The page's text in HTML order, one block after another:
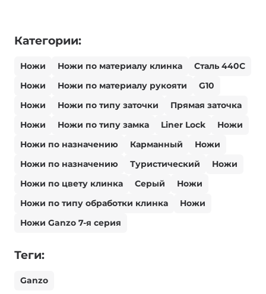
Категории:
Ножи Ножи по материалу клинка
Сталь 440С
Ножи
Ножи по материалу рукояти
G10
Ножи
Ножи по типу заточки
Прямая заточка
Ножи
Ножи по типу замка Liner Lock
Ножи
Ножи по назначению
Карманный
Ножи
Ножи по назначению
Туристический
Ножи
Ножи по цвету клинка
Серый
Ножи
Ножи по типу обработки клинка
Ножи
Ножи Ganzo 7-я серия
Теги:
Ganzo